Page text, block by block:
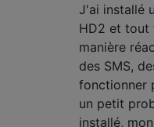
J'ai installé
HD2 et tout
manière
des SMS,
fonctionner
un petit
installé,